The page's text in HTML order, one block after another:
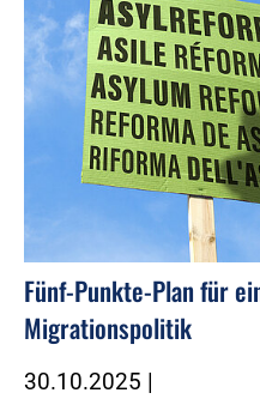
Fünf-Punkte-Plan für
Migrationspolitik
30.10.2025 |